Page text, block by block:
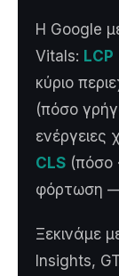
Η Google
Vitals: LCP
κύριο
(πόσο
CLS (πόσο
φόρτωση
Ξεκινάμε
Insights,